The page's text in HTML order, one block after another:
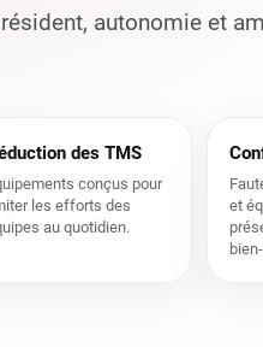
autonomie et
des TMS
conçus pour
les efforts des
au quotidien.
et